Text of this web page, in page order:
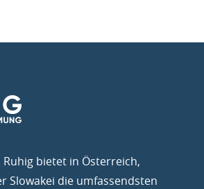
bietet in Österreich,
Slowakei die umfassendsten